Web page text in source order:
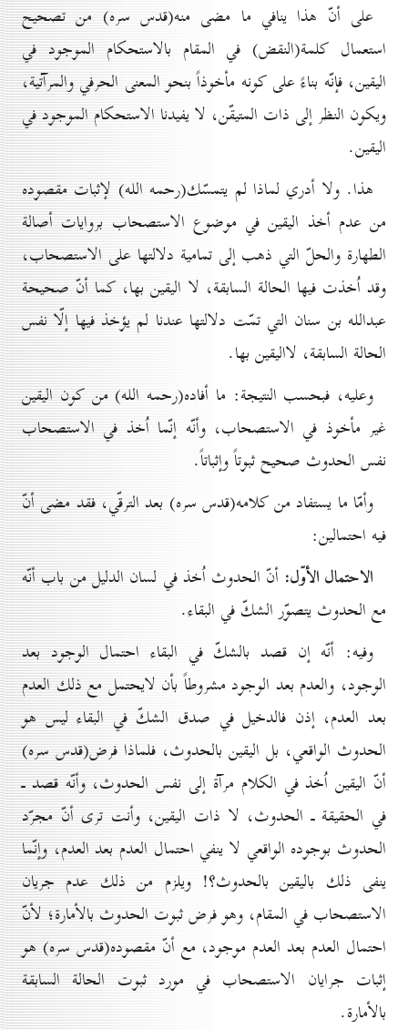
على أنّ هذا ينافي ما مضى منه(قدس سره) من تصحيح
استعمال كلمة(النقض) في المقام بالاستحكام الموجود في
اليقين، فإنّه بناءً على كونه مأخوذاً بنحو المعنى الحرفي والمرآتية،
ويكون النظر إلى ذات المتيقّن، لا يفيدنا الاستحكام الموجود في
اليقين.
هذا. ولا أدري لماذا لم يتمسّك(رحمه الله) لإثبات مقصوده
من عدم أخذ اليقين في موضوع الاستصحاب بروايات أصالة
الطهارة والحلّ التي ذهب إلى تمامية دلالتها على الاستصحاب،
وقد اُخذت فيها الحالة السابقة، لا اليقين بها، كما أنّ صحيحة
عبدالله بن سنان التي تمّت دلالتها عندنا لم يؤخذ فيها إلّا نفس
الحالة السابقة، لااليقين بها.
وعليه، فبحسب النتيجة: ما أفاده(رحمه الله) من كون اليقين
غير مأخوذ في الاستصحاب، وأنّه إنّما اُخذ في الاستصحاب
نفس الحدوث صحيح ثبوتاً وإثباتاً.
وأمّا ما يستفاد من كلامه(قدس سره) بعد الترقّي، فقد مضى أنّ
فيه احتمالين:
الاحتمال الأوّل: أنّ الحدوث اُخذ في لسان الدليل من باب أنّه
مع الحدوث يتصوّر الشكّ في البقاء.
وفيه: أنّه إن قصد بالشكّ في البقاء احتمال الوجود بعد
الوجود، والعدم بعد الوجود مشروطاً بأن لايحتمل مع ذلك العدم
بعد العدم، إذن فالدخيل في صدق الشكّ في البقاء ليس هو
الحدوث الواقعي، بل اليقين بالحدوث، فلماذا فرض(قدس سره)
أنّ اليقين اُخذ في الكلام مرآة إلى نفس الحدوث، وأنّه قصد ـ
في الحقيقة ـ الحدوث، لا ذات اليقين، وأنت ترى أنّ مجرّد
الحدوث بوجوده الواقعي لا ينفي احتمال العدم بعد العدم، وإنّما
ينفى ذلك باليقين بالحدوث؟! ويلزم من ذلك عدم جريان
الاستصحاب في المقام، وهو فرض ثبوت الحدوث بالأمارة؛ لأنّ
احتمال العدم بعد العدم موجود، مع أنّ مقصوده(قدس سره) هو
إثبات جرايان الاستصحاب في مورد ثبوت الحالة السابقة
بالأمارة.